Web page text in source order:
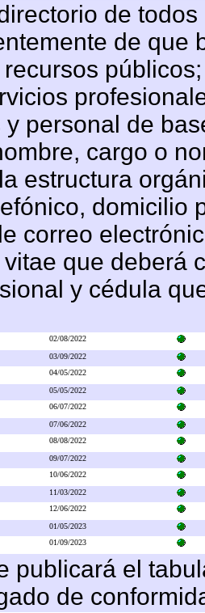
de
de que
y personal de
cargo o
estructura
domicilio
correo
que deberá
y cédula
02/08/2022
03/09/2022
04/05/2022
05/05/2022
06/07/2022
07/06/2022
08/08/2022
09/07/2022
10/06/2022
11/03/2022
12/06/2022
01/05/2023
01/09/2023
publicará el
de